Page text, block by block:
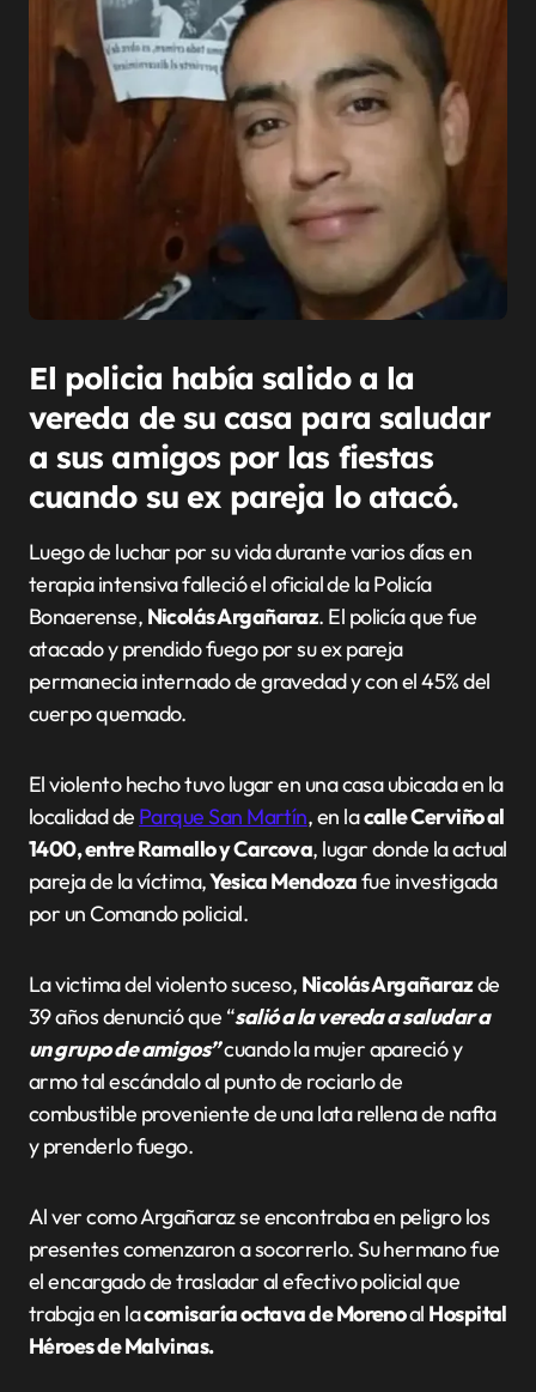
El policia había salido a la
vereda de su casa para saludar
a sus amigos por las fiestas
cuando su ex pareja lo atacó.
Luego de luchar por su vida durante varios días en
terapia intensiva falleció el oficial de la Policía
Bonaerense, Nicolás Argañaraz. El policía que fue
atacado y prendido fuego por su ex pareja
permanecia internado de gravedad y con el 45% del
cuerpo quemado.
El violento hecho tuvo lugar en una casa ubicada en la
localidad de Parque San Martín, en lacalle Cerviño al
1400, entre Ramallo y Carcova, lugar donde la actual
pareja de la víctima,Yesica Mendozafue investigada
por un Comando policial.
La victima del violento suceso, Nicolás Argañarazde
39 años denunció que “salió a la vereda a saludar a
un grupo de amigos”cuando la mujer apareció y
armo tal escándalo al punto de rociarlo de
combustible proveniente de una lata rellena de nafta
y prenderlo fuego.
Al ver como Argañaraz se encontraba en peligro los
presentes comenzaron a socorrerlo. Su hermano fue
el encargado de trasladar al efectivo policial que
trabaja en lacomisaría octava de Morenoal Hospital
Héroes de Malvinas.